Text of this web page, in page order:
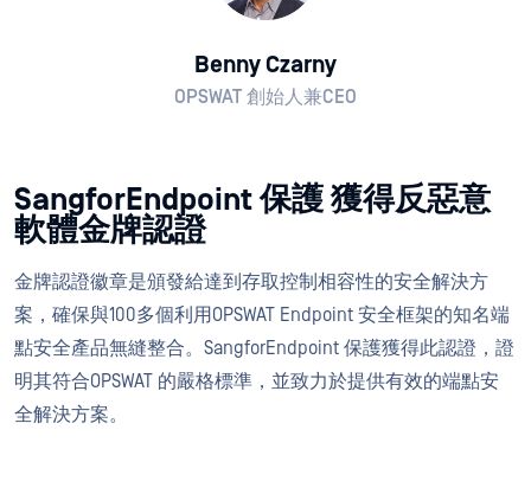
Benny Czarny
OPSWAT 創始人兼CEO
SangforEndpoint 保護 獲得反惡意
軟體金牌認證
金牌認證徽章是頒發給達到存取控制相容性的安全解決方
案，確保與100多個利用OPSWAT Endpoint 安全框架的知名端
點安全產品無縫整合。SangforEndpoint 保護獲得此認證，證
明其符合OPSWAT 的嚴格標準，並致力於提供有效的端點安
全解決方案。